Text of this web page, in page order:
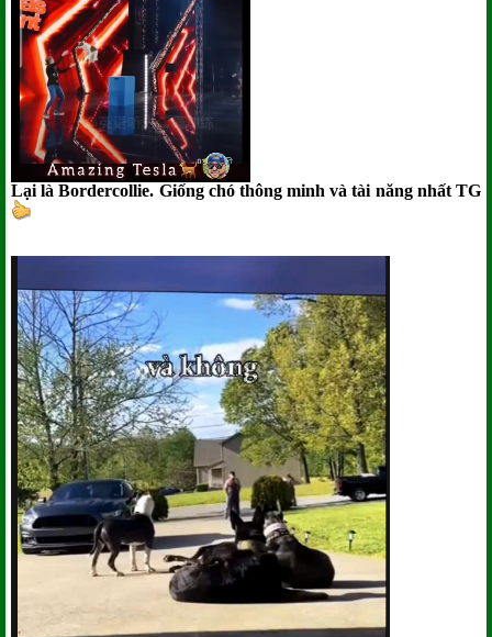
Lại là Bordercollie. Giống chó thông minh và tài năng nhất TG